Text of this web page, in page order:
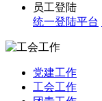
员工登陆
统一登陆平台
党建工作
工会工作